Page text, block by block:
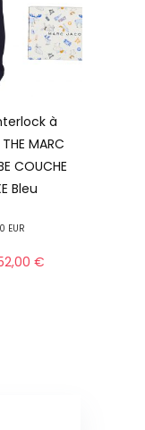
à
MARC
COUCHE
Bleu
EUR
€